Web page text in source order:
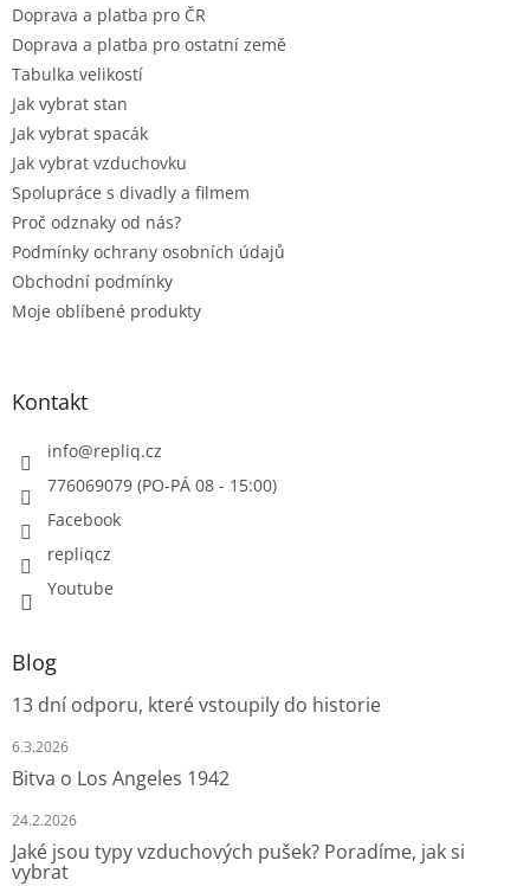
y
Doprava a platba pro ČR
Doprava a platba pro ostatní země
Tabulka velikostí
Jak vybrat stan
Jak vybrat spacák
Jak vybrat vzduchovku
Spolupráce s divadly a filmem
Proč odznaky od nás?
Podmínky ochrany osobních údajů
Obchodní podmínky
Moje oblíbené produkty
Kontakt
info@repliq.cz
776069079 (PO-PÁ 08 - 15:00)
Facebook
repliqcz
Youtube
Blog
13 dní odporu, které vstoupily do historie
6.3.2026
Bitva o Los Angeles 1942
24.2.2026
Jaké jsou typy vzduchových pušek? Poradíme, jak si
vybrat